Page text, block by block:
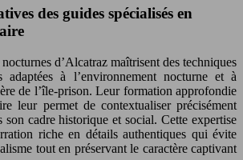
des guides spécialisés en
d’Alcatraz maîtrisent des techniques
adaptées à l’environnement nocturne et à
de l’île-prison. Leur formation approfondie
leur permet de contextualiser précisément
son cadre historique et social. Cette expertise
riche en détails authentiques qui évite
tout en préservant le caractère captivant